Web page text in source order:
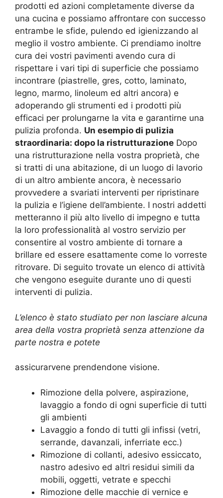
prodotti ed azioni completamente diverse da
una cucina e possiamo affrontare con successo
entrambe le sfide, pulendo ed igienizzando al
meglio il vostro ambiente. Ci prendiamo inoltre
cura dei vostri pavimenti avendo cura di
rispettare i vari tipi di superficie che possiamo
incontrare (piastrelle, gres, cotto, laminato,
legno, marmo, linoleum ed altri ancora) e
adoperando gli strumenti ed i prodotti più
efficaci per prolungarne la vita e garantirne una
pulizia profonda. Un esempio di pulizia
straordinaria: dopo la ristrutturazione Dopo
una ristrutturazione nella vostra proprietà, che
si tratti di una abitazione, di un luogo di lavorio
di un altro ambiente ancora, è necessario
provvedere a svariati interventi per ripristinare
la pulizia e l’igiene dell’ambiente. I nostri addetti
metteranno il più alto livello di impegno e tutta
la loro professionalità al vostro servizio per
consentire al vostro ambiente di tornare a
brillare ed essere esattamente come lo vorreste
ritrovare. Di seguito trovate un elenco di attività
che vengono eseguite durante uno di questi
interventi di pulizia.
L’elenco è stato studiato per non lasciare alcuna
area della vostra proprietà senza attenzione da
parte nostra e potete
assicurarvene prendendone visione.
Rimozione della polvere, aspirazione,
lavaggio a fondo di ogni superficie di tutti
gli ambienti
Lavaggio a fondo di tutti gli infissi (vetri,
serrande, davanzali, inferriate ecc.)
Rimozione di collanti, adesivo essiccato,
nastro adesivo ed altri residui simili da
mobili, oggetti, vetrate e specchi
Rimozione delle macchie di vernice e